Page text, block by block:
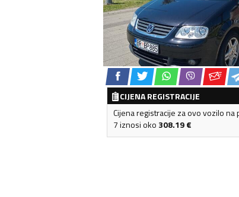
CIJENA REGISTRACIJE
Cijena registracije za ovo vozilo
7 iznosi oko 308.19€